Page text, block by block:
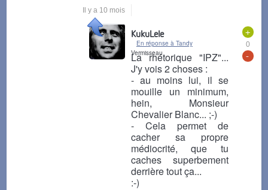
Il y a 10 mois
+
0
-
KukuLele
En réponse à Tandy
Vermisseau
La rhétorique "IPZ"...
J'y vois 2 choses :
- au moins lui, il se
mouille un minimum,
hein, Monsieur
Chevalier Blanc... ;-)
- Cela permet de
cacher sa propre
médiocrité, que tu
caches superbement
derrière tout ça...
:-)